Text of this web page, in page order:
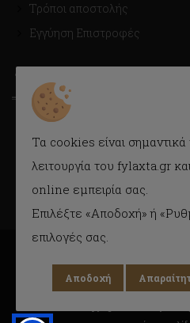
Τρόποι αποστολής
Εγγύηση Επιστροφές
ΤΡΟΠΟΙ ΑΠΟΣΤΟΛΗΣ
Με Courier εύκολα και
Δυνατότητα παραλαβής και από
Τα cookies είναι σημαντικά
λειτουργία του fylaxta.gr
online εμπειρία σας.
Επιλέξτε «Αποδοχή» ή
επιλογές σας.
Αποδοχή